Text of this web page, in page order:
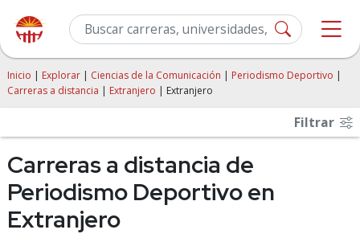
Inicio | Explorar | Ciencias de la Comunicación | Periodismo Deportivo |
Carreras a distancia | Extranjero | Extranjero
Filtrar
Carreras a distancia de
Periodismo Deportivo en
Extranjero